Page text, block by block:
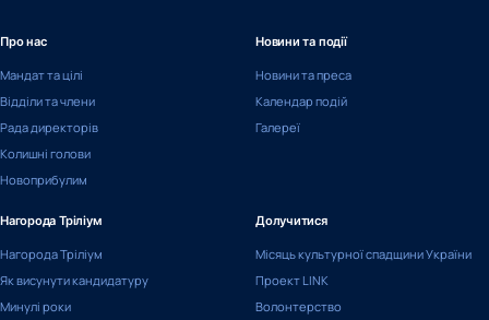
Про нас
Мандат та цілі
Відділи та члени
Рада директорів
Колишні голови
Новоприбулим
Новини та події
Новини та преса
Календар подій
Галереї
Нагорода Тріліум
Нагорода Тріліум
Як висунути кандидатуру
Минулі роки
Долучитися
Місяць культурної спадщини України
Проект LINK
Волонтерство